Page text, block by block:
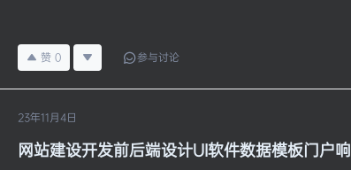
赞 0 参与讨论
23年11月4日
网站建设开发前后端设计UI软件数据模板门户